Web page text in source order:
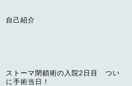
自己紹介
ストーマ閉鎖術の入院2日目 つい
に手術当日！